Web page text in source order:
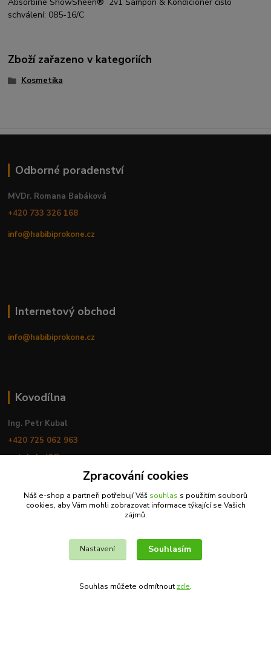
schválení: 085-16/C
Zboží zařazeno v kategoriích
Kosmetika
Odborné poradenství
MVDr. Romana Babáková
+420 733 326 168
info@habibiprokone.cz
Internetový obchod
info@habibiprokone.cz
Kovodílna
Ing. Petr Kubal
+420 725 062 963
petr.kubal6@seznam.cz
Habibi pro koně - kontaktujte nás
+420 733 326 168
Zpracování cookies
Náš e-shop a partneři potřebují Váš souhlas s použitím souborů
cookies, aby Vám mohli zobrazovat informace týkající se Vašich
zájmů.
Nastavení Souhlasím
Souhlas můžete odmítnout zde.